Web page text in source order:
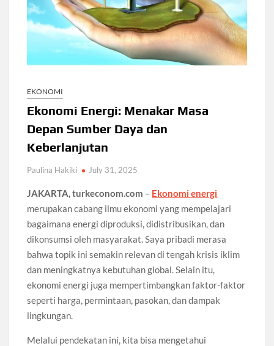
EKONOMI
Ekonomi Energi: Menakar Masa
Depan Sumber Daya dan
Keberlanjutan
Paulina Hakiki July 31, 2025
JAKARTA, turkeconom.com – Ekonomi energi
merupakan cabang ilmu ekonomi yang mempelajari
bagaimana energi diproduksi, didistribusikan, dan
dikonsumsi oleh masyarakat. Saya pribadi merasa
bahwa topik ini semakin relevan di tengah krisis iklim
dan meningkatnya kebutuhan global. Selain itu,
ekonomi energi juga mempertimbangkan faktor-faktor
seperti harga, permintaan, pasokan, dan dampak
lingkungan.
Melalui pendekatan ini, kita bisa mengetahui